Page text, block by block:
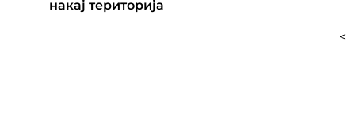
накај територија
<